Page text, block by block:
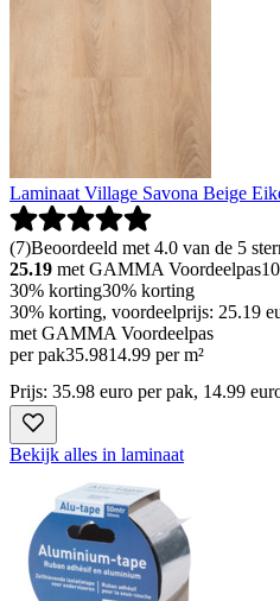
Laminaat Village Savona Beige
(7)Beoordeeld met 4.0 van de 5
25.19 met GAMMA Voordeelpas
30% korting30% korting
30% korting, voordeelprijs: 25.19
met GAMMA Voordeelpas
per pak35.9814.99 per m²
Prijs: 35.98 euro per pak, 14.99
Bekijk alles in laminaat